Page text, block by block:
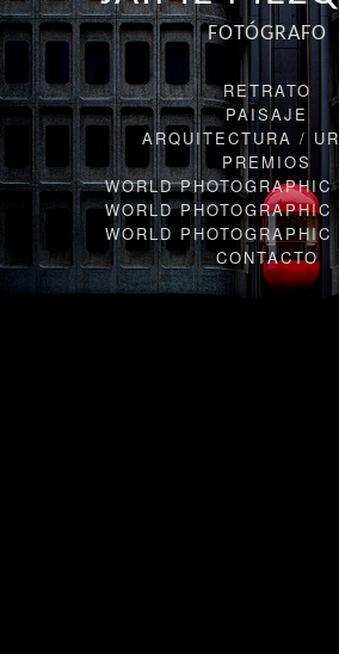
FOTÓGRAFO
RETRATO
PAISAJE
ARQUITECTURA /
PREMIOS
WORLD
WORLD
WORLD
CONTACTO